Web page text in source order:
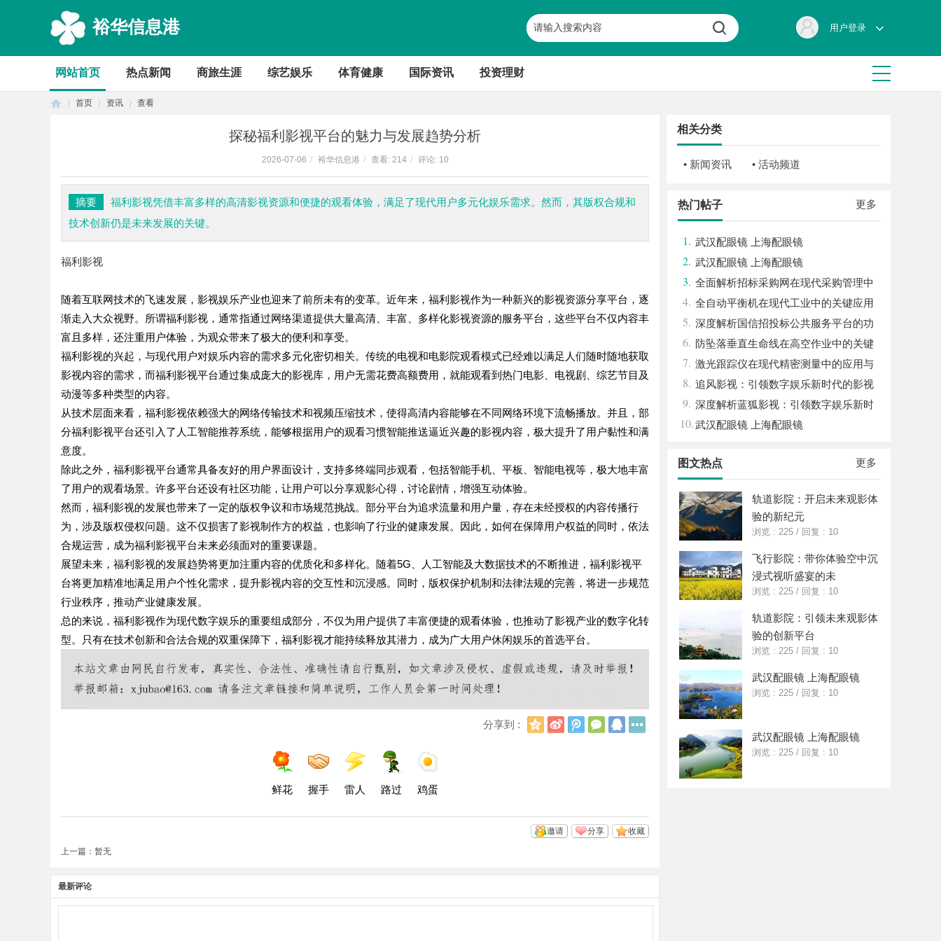
裕华信息港 用户登录
网站首页 热点新闻 商旅生涯 综艺娱乐 体育健康 国际资讯 投资理财
首页 资讯 查看
探秘福利影视平台的魅力与发展趋势分析
2026-07-06 / 裕华信息港 / 查看: 214 / 评论: 10
摘要
福利影视凭借丰富多样的高清影视资源和便捷的观看体验，满足了现代用户多元化娱乐需求。然而，其版权合规和
技术创新仍是未来发展的关键。
福利影视
随着互联网技术的飞速发展，影视娱乐产业也迎来了前所未有的变革。近年来，福利影视作为一种新兴的影视资源分享平台，逐
渐走入大众视野。所谓福利影视，通常指通过网络渠道提供大量高清、丰富、多样化影视资源的服务平台，这些平台不仅内容丰
富且多样，还注重用户体验，为观众带来了极大的便利和享受。
福利影视的兴起，与现代用户对娱乐内容的需求多元化密切相关。传统的电视和电影院观看模式已经难以满足人们随时随地获取
影视内容的需求，而福利影视平台通过集成庞大的影视库，用户无需花费高额费用，就能观看到热门电影、电视剧、综艺节目及
动漫等多种类型的内容。
从技术层面来看，福利影视依赖强大的网络传输技术和视频压缩技术，使得高清内容能够在不同网络环境下流畅播放。并且，部
分福利影视平台还引入了人工智能推荐系统，能够根据用户的观看习惯智能推送逼近兴趣的影视内容，极大提升了用户黏性和满
意度。
除此之外，福利影视平台通常具备友好的用户界面设计，支持多终端同步观看，包括智能手机、平板、智能电视等，极大地丰富
了用户的观看场景。许多平台还设有社区功能，让用户可以分享观影心得，讨论剧情，增强互动体验。
然而，福利影视的发展也带来了一定的版权争议和市场规范挑战。部分平台为追求流量和用户量，存在未经授权的内容传播行
为，涉及版权侵权问题。这不仅损害了影视制作方的权益，也影响了行业的健康发展。因此，如何在保障用户权益的同时，依法
合规运营，成为福利影视平台未来必须面对的重要课题。
展望未来，福利影视的发展趋势将更加注重内容的优质化和多样化。随着5G、人工智能及大数据技术的不断推进，福利影视平
台将更加精准地满足用户个性化需求，提升影视内容的交互性和沉浸感。同时，版权保护机制和法律法规的完善，将进一步规范
行业秩序，推动产业健康发展。
总的来说，福利影视作为现代数字娱乐的重要组成部分，不仅为用户提供了丰富便捷的观看体验，也推动了影视产业的数字化转
型。只有在技术创新和合法合规的双重保障下，福利影视才能持续释放其潜力，成为广大用户休闲娱乐的首选平台。
分享到 :
Q
新
浪
腾
讯
微
信
Q
鲜花 握手 雷人 路过 鸡蛋
收藏
分享
邀请
上一篇：暂无
最新评论
相关分类
• 新闻资讯 • 活动频道
更多
热门帖子
1. 武汉配眼镜 上海配眼镜
2. 武汉配眼镜 上海配眼镜
3. 全面解析招标采购网在现代采购管理中
的重要作用与应用
4. 全自动平衡机在现代工业中的关键应用
与发展趋势解析
5. 深度解析国信招投标公共服务平台的功
能与优势
6. 防坠落垂直生命线在高空作业中的关键
应用与安全保障
7. 激光跟踪仪在现代精密测量中的应用与
发展趋势
8. 追风影视：引领数字娱乐新时代的影视
平台探索
9. 深度解析蓝狐影视：引领数字娱乐新时
代的先锋力量
10.武汉配眼镜 上海配眼镜
更多
图文热点
轨道影院：开启未来观影体
验的新纪元
浏览 : 225 / 回复 : 10
飞行影院：带你体验空中沉
浸式视听盛宴的未
浏览 : 225 / 回复 : 10
轨道影院：引领未来观影体
验的创新平台
浏览 : 225 / 回复 : 10
武汉配眼镜 上海配眼镜
浏览 : 225 / 回复 : 10
武汉配眼镜 上海配眼镜
浏览 : 225 / 回复 : 10